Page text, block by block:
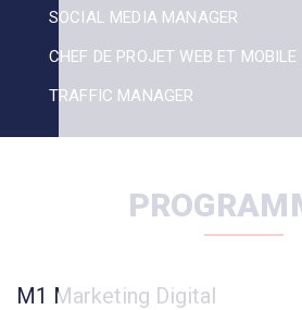
SOCIAL MEDIA MANAGER
CHEF DE PROJET WEB ET MOBILE
TRAFFIC MANAGER
M1 Marketing Digital